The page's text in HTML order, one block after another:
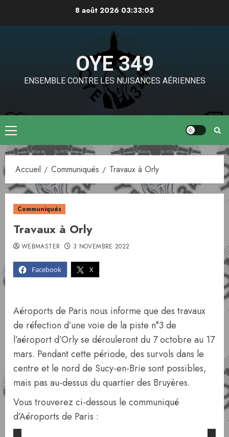
8 août 2026 03:33:05
OYE 349
ENSEMBLE CONTRE LES NUISANCES AÉRIENNES
Menu
principal
Accueil Communiqués Travaux à Orly
Communiqués
Travaux à Orly
Facebook X
WEBMASTER 3 NOVEMBRE 2022
Aéroports de Paris nous informe que des travaux
de réfection d’une voie de la piste n°3 de
l’aéroport d’Orly se dérouleront du 7 octobre au 17
mars. Pendant cette période, des survols dans le
centre et le nord de Sucy-en-Brie sont possibles,
mais pas au-dessus du quartier des Bruyères.
Vous trouverez ci-dessous le communiqué
d’Aéroports de Paris :